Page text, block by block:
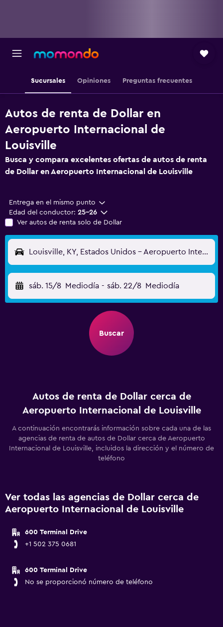
Sucursales Opiniones Preguntas frecuentes
Autos de renta de Dollar en
Aeropuerto Internacional de
Louisville
Busca y compara excelentes ofertas de autos de renta
de Dollar en Aeropuerto Internacional de Louisville
Entrega en el mismo punto
Edad del conductor: 25-26
Ver autos de renta solo de Dollar
Louisville, KY, Estados Unidos - Aeropuerto Internacional de Louisville (SDF)
sáb. 15/8 Mediodía - sáb. 22/8 Mediodía
Buscar
Autos de renta de Dollar cerca de
Aeropuerto Internacional de Louisville
A continuación encontrarás información sobre cada una de las
agencias de renta de autos de Dollar cerca de Aeropuerto
Internacional de Louisville, incluidos la dirección y el número de
teléfono
Ver todas las agencias de Dollar cerca de
Aeropuerto Internacional de Louisville
600 Terminal Drive
+1 502 375 0681
600 Terminal Drive
No se proporcionó número de teléfono